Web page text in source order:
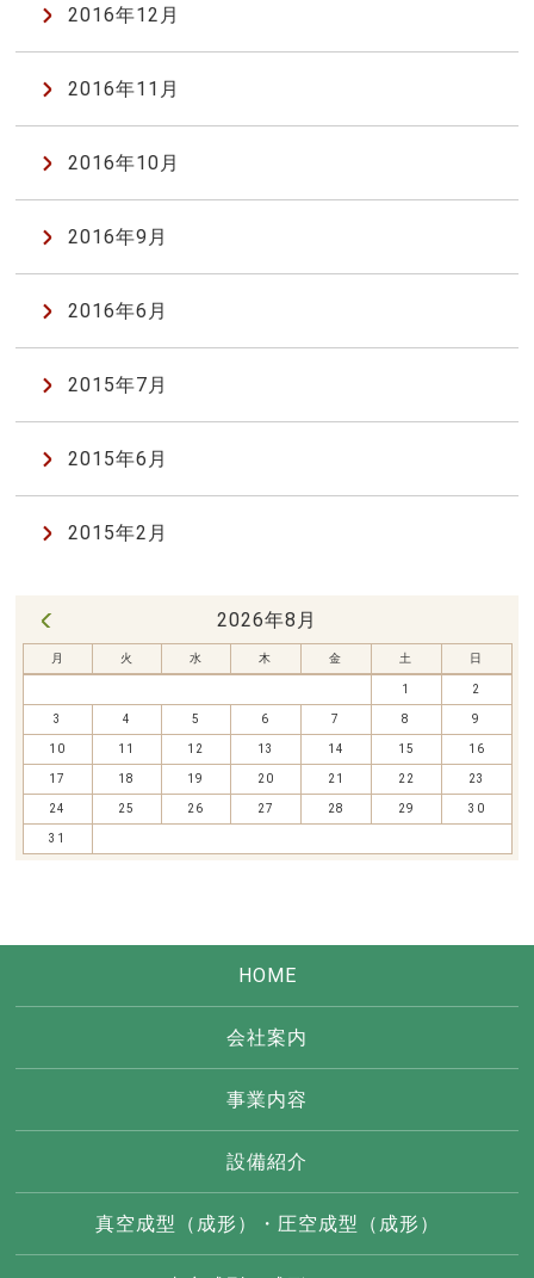
2016年12月
2016年11月
2016年10月
2016年9月
2016年6月
2015年7月
2015年6月
2015年2月
2026年8月
月 火 水 木 金 土 日
1 2
3 4 5 6 7 8 9
10 11 12 13 14 15 16
17 18 19 20 21 22 23
24 25 26 27 28 29 30
31
HOME
会社案内
事業内容
設備紹介
真空成型（成形）・圧空成型（成形）